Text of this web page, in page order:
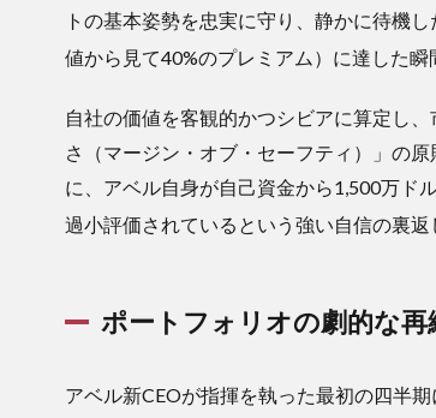
す新
1. 住宅
ー「テ
イラ
ー・モ
リソ
子会社
化（85
ル）
トの基本姿勢を忠実に守り、静かに待機
値から見て40%のプレミアム）に達した
自社の価値を客観的かつシビアに算定し
さ（マージン・オブ・セーフティ）」の
に、アベル自身が自己資金から1,500万ド
過小評価されているという強い自信の裏返
ポートフォリオの劇的な再
アベル新CEOが指揮を執った最初の四半